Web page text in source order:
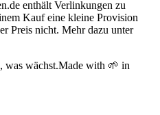
enthält Verlinkungen zu
Kauf eine kleine Provision
Preis nicht. Mehr dazu unter
was wächst.Made with 🌱 in